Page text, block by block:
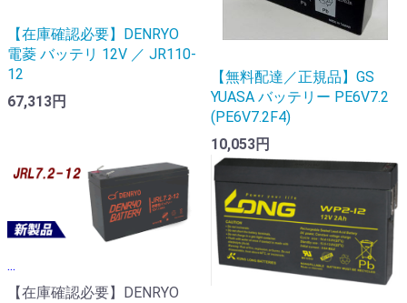
【在庫確認必要】DENRYO
電菱 バッテリ 12V ／ JR110-
12
67,313円
【無料配達／正規品】GS
YUASA バッテリー PE6V7.2
(PE6V7.2F4)
10,053円
...
【在庫確認必要】DENRYO